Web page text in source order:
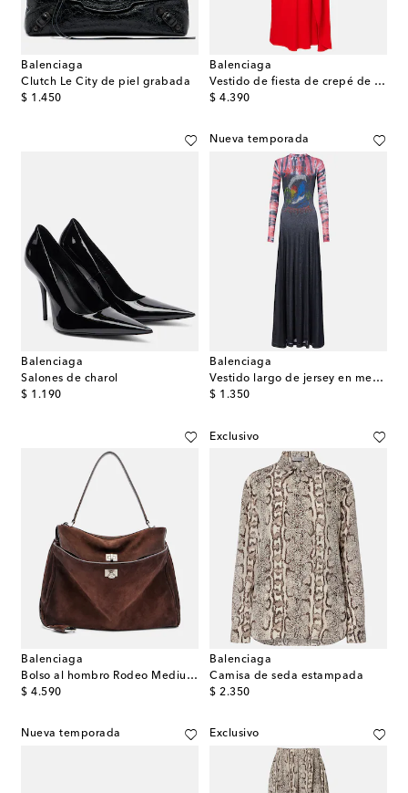
Balenciaga
Clutch Le City de piel grabada
$ 1.450
original price
Balenciaga
Vestido de fiesta de crepé de seda y lana con capa
$ 4.390
original price
Balenciaga
Salones de charol
$ 1.190
original price
Nueva temporada
Balenciaga
Vestido largo de jersey en mezcla de algodón estampado
$ 1.350
original price
Balenciaga
Bolso al hombro Rodeo Medium de ante
$ 4.590
original price
Exclusivo
Balenciaga
Camisa de seda estampada
$ 2.350
original price
Nueva temporada Exclusivo